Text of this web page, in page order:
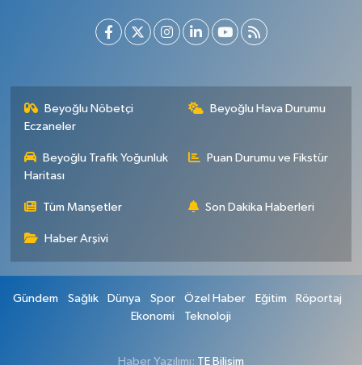
Beyoğlu Nöbetçi
Eczaneler
Beyoğlu Hava Durumu
Beyoğlu Trafik Yoğunluk
Haritası
Puan Durumu ve Fikstür
Tüm Manşetler Son Dakika Haberleri
Haber Arşivi
Gündem Sağlık Dünya Spor Özel Haber Eğitim
Röportaj
Ekonomi
Teknoloji
Haber Yazılımı: TE Bilişim